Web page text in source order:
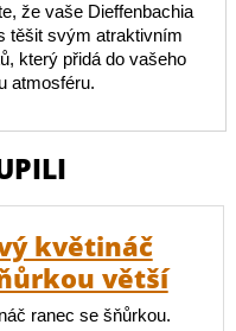
že vaše Dieffenbachia
těšit svým atraktivním
který přidá do vašeho
atmosféru.
květináč
větší
ranec se šňůrkou.